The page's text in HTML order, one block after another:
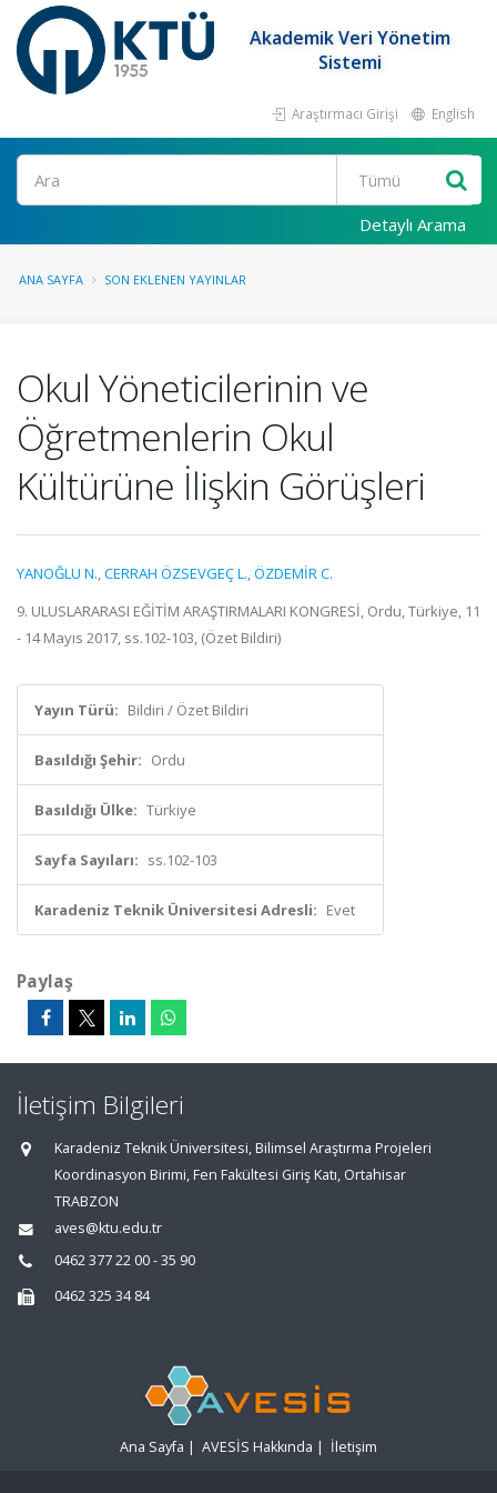
Akademik Veri Yönetim
Sistemi
Araştırmacı Girişi English
Ara
Detaylı Arama
ANA SAYFA SON EKLENEN YAYINLAR
Okul Yöneticilerinin ve
Öğretmenlerin Okul
Kültürüne İlişkin Görüşleri
YANOĞLU N.,CERRAH ÖZSEVGEÇ L.,ÖZDEMİR C.
9. ULUSLARARASI EĞİTİM ARAŞTIRMALARI KONGRESİ, Ordu, Türkiye, 11
- 14 Mayıs 2017, ss.102-103, (Özet Bildiri)
Yayın Türü: Bildiri / Özet Bildiri
Basıldığı Şehir: Ordu
Basıldığı Ülke: Türkiye
Sayfa Sayıları: ss.102-103
Karadeniz Teknik Üniversitesi Adresli: Evet
Paylaş
İletişim Bilgileri
Karadeniz Teknik Üniversitesi, Bilimsel Araştırma Projeleri
Koordinasyon Birimi, Fen Fakültesi Giriş Katı, Ortahisar
TRABZON
aves@ktu.edu.tr
0462 377 22 00 - 35 90
0462 325 34 84
Ana Sayfa | AVESİS Hakkında | İletişim